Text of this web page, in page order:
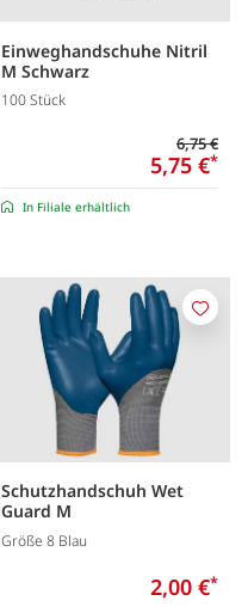
Einweghandschuhe Nitril
M Schwarz
100 Stück
6,75 €
5,75 €*
In Filiale erhältlich
Schutzhandschuh Wet
Guard M
Größe 8 Blau
2,00 €*